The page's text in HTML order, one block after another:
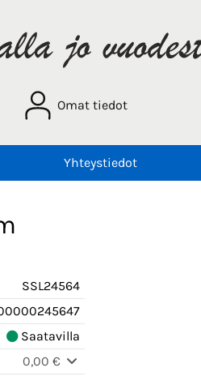
Omat tiedot
Yhteystiedot
SSL24564
Saatavilla
0,00 €